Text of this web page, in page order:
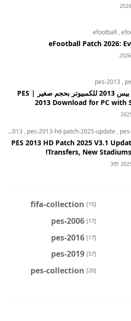
efootball ,
eFootball Patch 2026:
pes-2013 ,
تحميل لعبة بيس 2013 للكمبيوتر بحجم صغير | PES
2013 Download for PC with
pes-2013 , pes-2013-hd-patch-2025-update ,
PES 2013 HD Patch 2025 V3.1
Transfers, New
3
fifa-collection [15]
pes-2006 [17]
pes-2016 [17]
pes-2019 [57]
pes-collection [20]